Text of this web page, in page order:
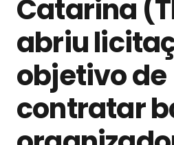
Catarina
abriu
objetivo de
contratar